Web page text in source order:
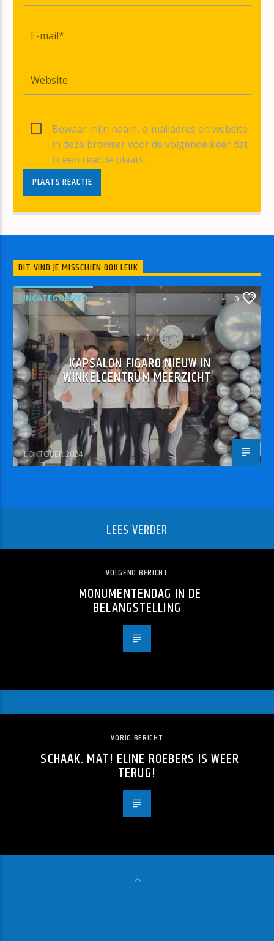
Bewaar mijn naam, e-mailadres en website
in deze browser voor de volgende keer dat
ik een reactie plaats.
DIT VIND JE MISSCHIEN OOK LEUK
UNCATEGORIZED 0
KAPSALON FIGARO NIEUW IN
WINKELCENTRUM MEERZICHT
1 OKTOBER 2024
LEES VERDER
VOLGEND BERICHT
MONUMENTENDAG IN DE
BELANGSTELLING
VORIG BERICHT
SCHAAK. MAT! ELINE ROEBERS IS WEER
TERUG!